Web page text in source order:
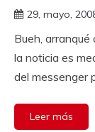
29, mayo,
Bueh,
la noticia es
del messenger
Leer más